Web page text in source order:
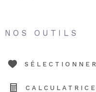
NOS OUTILS
SÉLECTIONNER
CALCULATRICE